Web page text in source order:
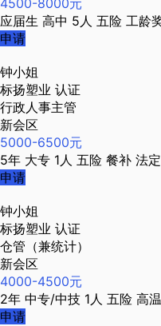
4500-8000元
应届生 高中 5人 五险 工龄
申请
钟小姐
标扬塑业 认证
行政人事主管
新会区
5000-6500元
5年 大专 1人 五险 餐补 法
申请
钟小姐
标扬塑业 认证
仓管（兼统计）
新会区
4000-4500元
2年 中专/中技 1人 五险 高
申请